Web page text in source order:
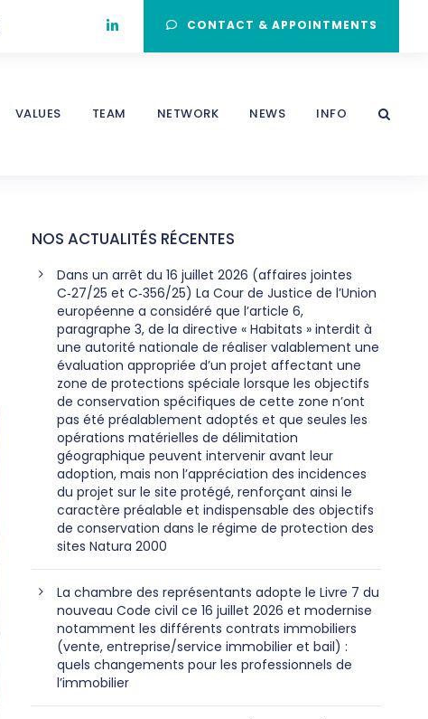
CONTACT & APPOINTMENTS
VALUES TEAM NETWORK NEWS INFO
NOS ACTUALITÉS RÉCENTES
Dans un arrêt du 16 juillet 2026 (affaires jointes
C‑27/25 et C‑356/25) La Cour de Justice de l’Union
européenne a considéré que l’article 6,
paragraphe 3, de la directive « Habitats » interdit à
une autorité nationale de réaliser valablement une
évaluation appropriée d’un projet affectant une
zone de protections spéciale lorsque les objectifs
de conservation spécifiques de cette zone n’ont
pas été préalablement adoptés et que seules les
opérations matérielles de délimitation
géographique peuvent intervenir avant leur
adoption, mais non l’appréciation des incidences
du projet sur le site protégé, renforçant ainsi le
caractère préalable et indispensable des objectifs
de conservation dans le régime de protection des
sites Natura 2000
La chambre des représentants adopte le Livre 7 du
nouveau Code civil ce 16 juillet 2026 et modernise
notamment les différents contrats immobiliers
(vente, entreprise/service immobilier et bail) :
quels changements pour les professionnels de
l’immobilier